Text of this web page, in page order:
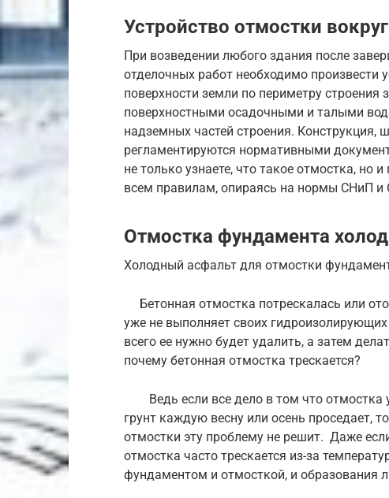
Устройство отмостки
При возведении любого здания после
отделочных работ необходимо произвести
поверхности земли по периметру
поверхностными осадочными и талыми
надземных частей строения. Конструкция,
регламентируются нормативными
не только узнаете, что такое отмостка, но
всем правилам, опираясь на нормы СНиП и
Отмостка фундамента
Холодный асфальт для отмостки
Бетонная отмостка потрескалась или
уже не выполняет своих
всего ее нужно будет удалить, а затем
почему бетонная отмостка трескается?
Ведь если все дело в том что отмостка
грунт каждую весну или осень проседает,
отмостки эту проблему не решит. Даже
отмостка часто трескается из-за
фундаментом и отмосткой, и образования